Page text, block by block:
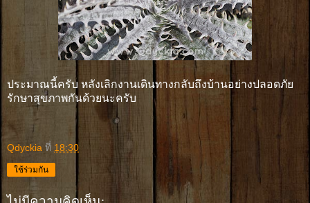
ประมาณนี้ครับ หลังเลิกงานเดินทางกลับถึงบ้านอย่างปลอดภัย
รักษาสุขภาพกันด้วยนะครับ
Qdyckia ที่ 18:30
ใช้ร่วมกัน